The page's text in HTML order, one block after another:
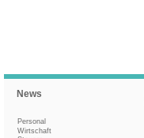
News
Personal
Wirtschaft